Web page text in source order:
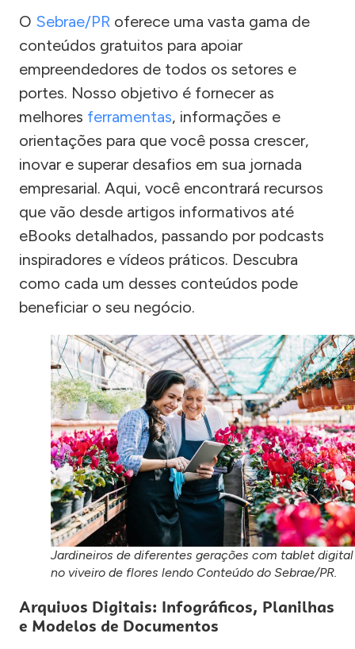
O Sebrae/PR oferece uma vasta gama de
conteúdos gratuitos para apoiar
empreendedores de todos os setores e
portes. Nosso objetivo é fornecer as
melhores ferramentas, informações e
orientações para que você possa crescer,
inovar e superar desafios em sua jornada
empresarial. Aqui, você encontrará recursos
que vão desde artigos informativos até
eBooks detalhados, passando por podcasts
inspiradores e vídeos práticos. Descubra
como cada um desses conteúdos pode
beneficiar o seu negócio.
Jardineiros de diferentes gerações com tablet digital
no viveiro de flores lendo Conteúdo do Sebrae/PR.
Arquivos Digitais: Infográficos, Planilhas
e Modelos de Documentos